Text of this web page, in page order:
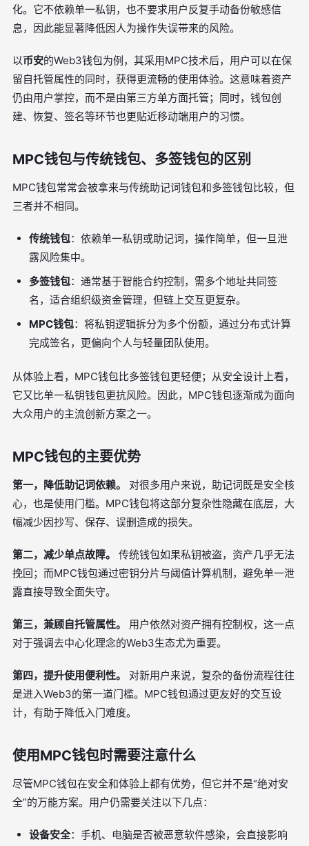
化。它不依赖单一私钥，也不要求用户反复手动备份敏感信
息，因此能显著降低因人为操作失误带来的风险。
以币安的Web3钱包为例，其采用MPC技术后，用户可以在保
留自托管属性的同时，获得更流畅的使用体验。这意味着资产
仍由用户掌控，而不是由第三方单方面托管；同时，钱包创
建、恢复、签名等环节也更贴近移动端用户的习惯。
MPC钱包与传统钱包、多签钱包的区别
MPC钱包常常会被拿来与传统助记词钱包和多签钱包比较，但
三者并不相同。
传统钱包：依赖单一私钥或助记词，操作简单，但一旦泄
露风险集中。
多签钱包：通常基于智能合约控制，需多个地址共同签
名，适合组织级资金管理，但链上交互更复杂。
MPC钱包：将私钥逻辑拆分为多个份额，通过分布式计算
完成签名，更偏向个人与轻量团队使用。
从体验上看，MPC钱包比多签钱包更轻便；从安全设计上看，
它又比单一私钥钱包更抗风险。因此，MPC钱包逐渐成为面向
大众用户的主流创新方案之一。
MPC钱包的主要优势
第一，降低助记词依赖。
对很多用户来说，助记词既是安全核
心，也是使用门槛。MPC钱包将这部分复杂性隐藏在底层，大
幅减少因抄写、保存、误删造成的损失。
第二，减少单点故障。
传统钱包如果私钥被盗，资产几乎无法
挽回；而MPC钱包通过密钥分片与阈值计算机制，避免单一泄
露直接导致全面失守。
第三，兼顾自托管属性。
用户依然对资产拥有控制权，这一点
对于强调去中心化理念的Web3生态尤为重要。
第四，提升使用便利性。
对新用户来说，复杂的备份流程往往
是进入Web3的第一道门槛。MPC钱包通过更友好的交互设
计，有助于降低入门难度。
使用MPC钱包时需要注意什么
尽管MPC钱包在安全和体验上都有优势，但它并不是“绝对安
全”的万能方案。用户仍需要关注以下几点：
设备安全：手机、电脑是否被恶意软件感染，会直接影响